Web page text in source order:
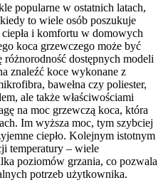
popularne w ostatnich latach,
to wiele osób poszukuje
i komfortu w domowych
koca grzewczego może być
dostępnych modeli
znaleźć koce wykonane z
bawełna czy poliester,
ale także właściwościami
na moc grzewczą koca, która
Im wyższa moc, tym szybciej
ciepło. Kolejnym istotnym
temperatury – wiele
poziomów grzania, co pozwala
potrzeb użytkownika.